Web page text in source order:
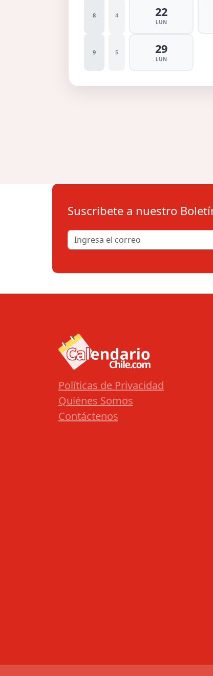
8 4 22
LUN
9 5 29
LUN
Suscribete a nuestro
Políticas de Privacidad
Quiénes Somos
Contáctenos